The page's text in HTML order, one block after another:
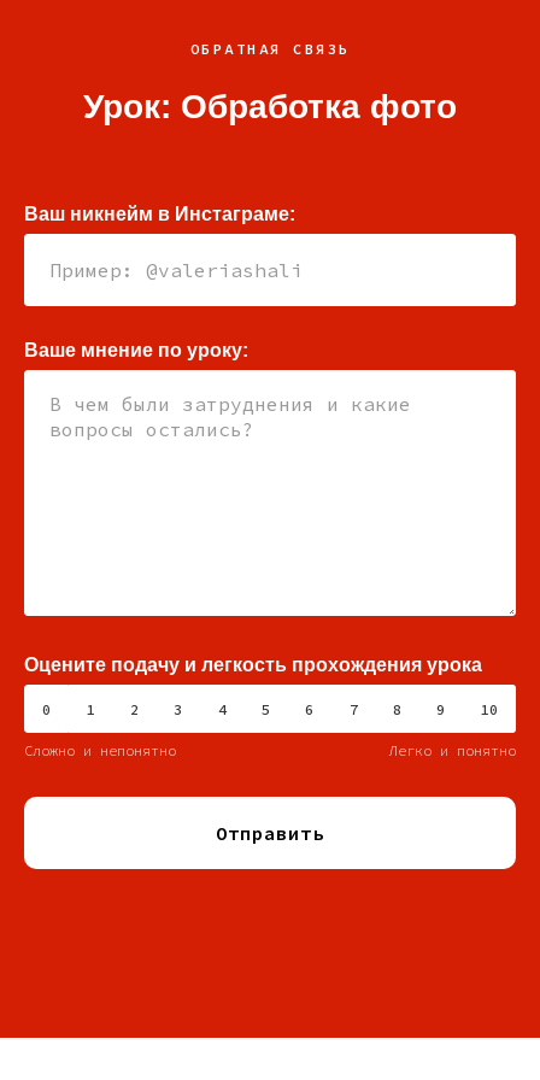
ОБРАТНАЯ СВЯЗЬ
Урок: Обработка фото
Ваш никнейм в Инстаграме:
Ваше мнение по уроку:
Оцените подачу и легкость прохождения урока
0 1 2 3 4 5 6 7 8 9 10
Сложно и непонятно Легко и понятно
Отправить